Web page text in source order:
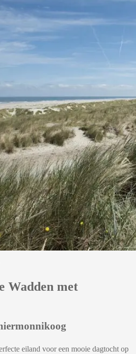
Wadden met
eiland voor een mooie dagtocht op